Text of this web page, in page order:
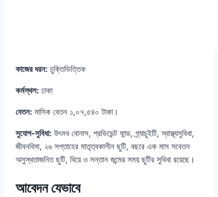
কাজের ধরন: চুক্তিভিত্তিক
কর্মস্থল: ঢাকা
বেতন: মাসিক বেতন ১,০৭,৫৪০ টাকা।
সুযোগ-সুবিধা: উৎসব বোনাস, প্রভিডেন্ট ফান্ড, গ্র্যাচুইটি, স্বাস্থ্যসুবিধা,
জীবনবিমা, ২৬ সপ্তাহের মাতৃত্বকালীন ছুটি, বছরে এক মাস সবেতন
অসুস্থতাজনিত ছুটি, বিয়ে ও সন্তান জন্মের সময় ছুটির সুবিধা রয়েছে।
আবেদন যেভাবে